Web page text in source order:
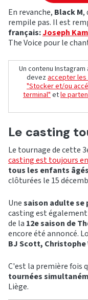
En revanche, Black M,
rempile pas. Il est
français:Joseph
The Voice pour le
Un contenu
devezaccepter les
"Stocker et/ou
terminal"etle
Le casting
Le tournage de cette
casting est toujours
tous les enfants âgés
clôturées le 15
Unesaison adulte se
casting est également
de la 12e saison de
encore été annoncé.
BJ Scott,
C'est la première fois
tournées
Liège.